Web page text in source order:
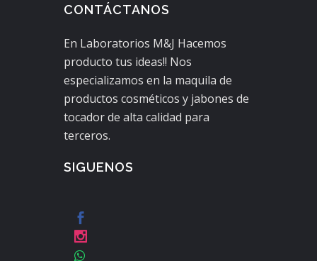
CONTÁCTANOS
En Laboratorios M&J Hacemos
producto tus ideas!! Nos
especializamos en la maquila de
productos cosméticos y jabones de
tocador de alta calidad para
terceros.
SIGUENOS